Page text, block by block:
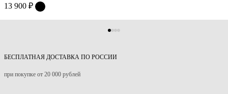
13 900 ₽
БЕСПЛАТНАЯ ДОСТАВКА ПО РОССИИ
при покупке от 20 000 рублей